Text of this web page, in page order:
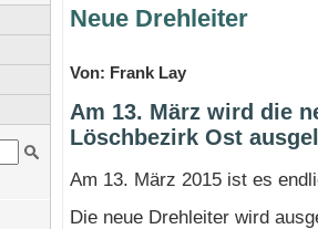
Neue Drehleiter
Von: Frank Lay
Am 13. März wird die
Löschbezirk Ost
Am 13. März 2015 ist es
Die neue Drehleiter wird